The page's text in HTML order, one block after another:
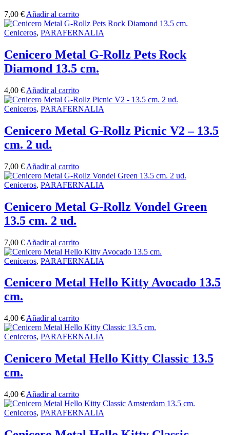
7,00 € Añadir al carrito
Ceniceros, PARAFERNALIA
Cenicero Metal G-Rollz Pets Rock
Diamond 13.5 cm.
4,00 € Añadir al carrito
Ceniceros, PARAFERNALIA
Cenicero Metal G-Rollz Picnic V2 – 13.5
cm. 2 ud.
7,00 € Añadir al carrito
Ceniceros, PARAFERNALIA
Cenicero Metal G-Rollz Vondel Green
13.5 cm. 2 ud.
7,00 € Añadir al carrito
Ceniceros, PARAFERNALIA
Cenicero Metal Hello Kitty Avocado 13.5
cm.
4,00 € Añadir al carrito
Ceniceros, PARAFERNALIA
Cenicero Metal Hello Kitty Classic 13.5
cm.
4,00 € Añadir al carrito
Ceniceros, PARAFERNALIA